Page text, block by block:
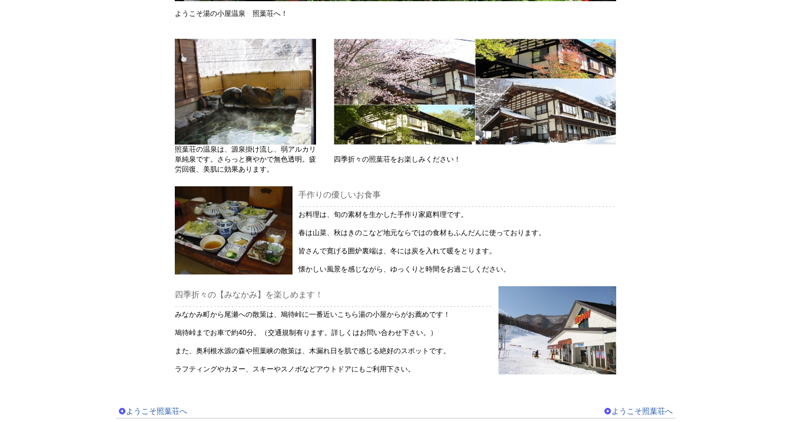
ようこそ湯の小屋温泉 照葉荘へ！
照葉荘の温泉は、源泉掛け流し、弱アルカリ
単純泉です。さらっと爽やかで無色透明。疲
労回復、美肌に効果あります。
四季折々の照葉荘をお楽しみください！
手作りの優しいお食事
お料理は、旬の素材を生かした手作り家庭料理です。
春は山菜、秋はきのこなど地元ならではの食材もふんだんに使っております。
皆さんで寛げる囲炉裏端は、冬には炭を入れて暖をとります。
懐かしい風景を感じながら、ゆっくりと時間をお過ごしください。
四季折々の【みなかみ】を楽しめます！
みなかみ町から尾瀬への散策は、鳩待峠に一番近いこちら湯の小屋からがお薦めです！
鳩待峠までお車で約40分。（交通規制有ります。詳しくはお問い合わせ下さい。）
また、奥利根水源の森や照葉峡の散策は、木漏れ日を肌で感じる絶好のスポットです。
ラフティングやカヌー、スキーやスノボなどアウトドアにもご利用下さい。
ようこそ照葉荘へ ようこそ照葉荘へ